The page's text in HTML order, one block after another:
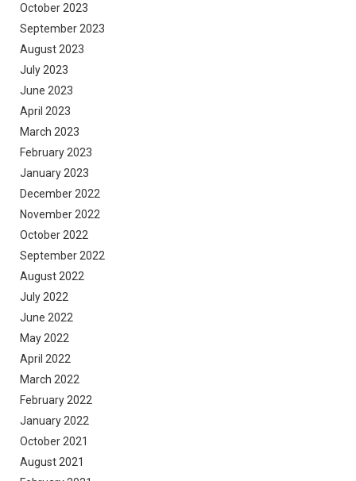
October 2023
September 2023
August 2023
July 2023
June 2023
April 2023
March 2023
February 2023
January 2023
December 2022
November 2022
October 2022
September 2022
August 2022
July 2022
June 2022
May 2022
April 2022
March 2022
February 2022
January 2022
October 2021
August 2021